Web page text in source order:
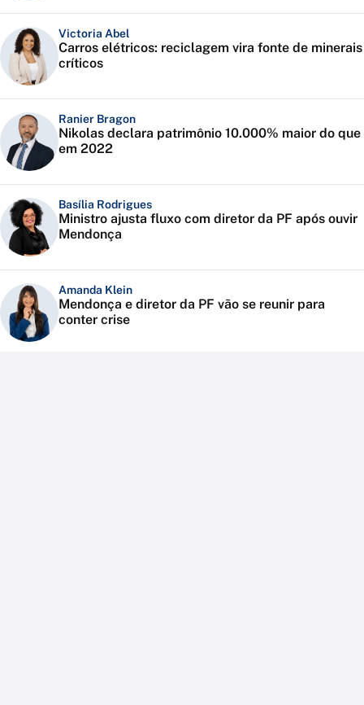
Victoria Abel
Carros elétricos: reciclagem vira fonte de minerais
críticos
Ranier Bragon
Nikolas declara patrimônio 10.000% maior do que
em 2022
Basília Rodrigues
Ministro ajusta fluxo com diretor da PF após ouvir
Mendonça
Amanda Klein
Mendonça e diretor da PF vão se reunir para
conter crise